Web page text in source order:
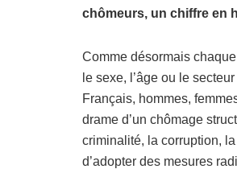
chômeurs, un chiffre en
Comme désormais
le sexe, l’âge ou le
Français, hommes,
drame d’un chômage
criminalité, la corruption,
d’adopter des mesures